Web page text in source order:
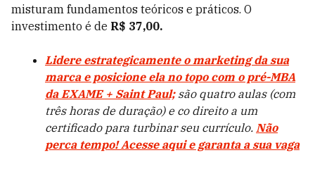
misturam fundamentos teóricos e práticos. O
investimento é de R$ 37,00.
Lidere estrategicamente o marketing da sua
marca e posicione ela no topo com o pré-MBA
da EXAME + Saint Paul;são quatro aulas (com
três horas de duração) e co direito a um
certificado para turbinar seu currículo. Não
perca tempo! Acesse aqui e garanta a sua vaga